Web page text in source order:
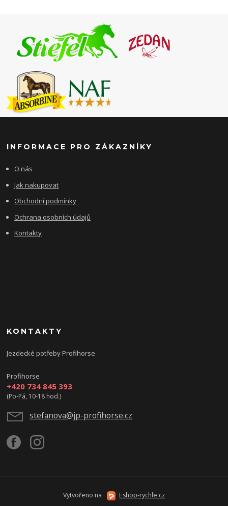
INFORMACE PRO ZÁKAZNÍKY
O nás
Jak nakupovat
Obchodní podmínky
Ochrana osobních údajů
Kontakty
KONTAKTY
Jezdecké potřeby Profihorse
Profihorse
+420 734 845 393
(Po-Pá, 10-18 hod.)
stefanova@jp-profihorse.cz
Vytvořeno na Eshop-rychle.cz